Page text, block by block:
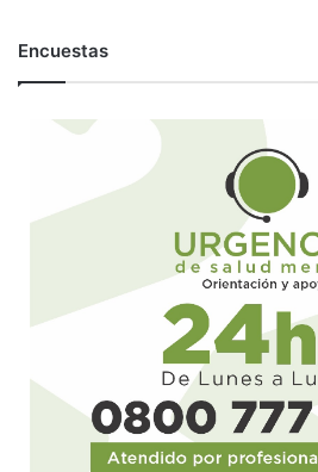
Encuestas